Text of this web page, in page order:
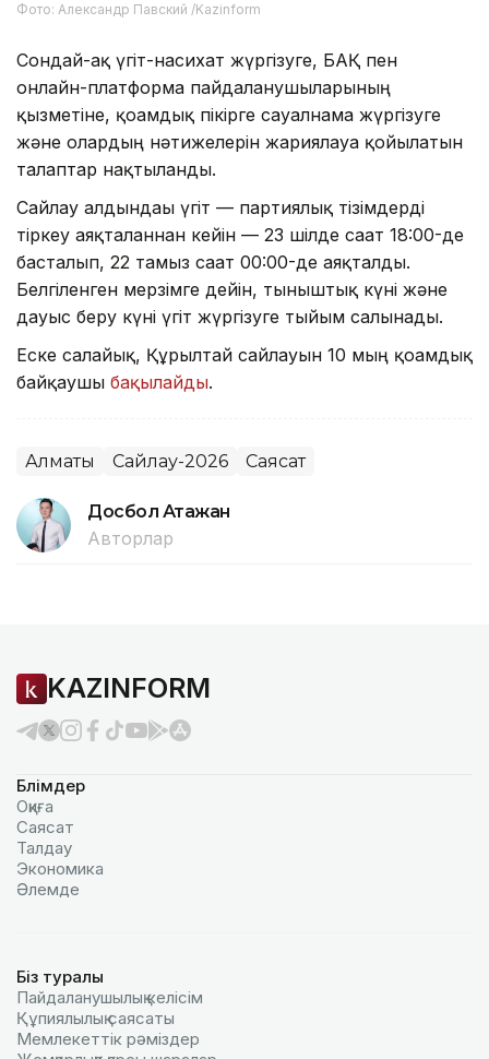
Фото: Александр Павский /Kazinform
Сондай-ақ үгіт-насихат жүргізуге, БАҚ пен
онлайн-платформа пайдаланушыларының
қызметіне, қоғамдық пікірге сауалнама жүргізуге
және олардың нәтижелерін жариялауға қойылатын
талаптар нақтыланды.
Сайлау алдындағы үгіт — партиялық тізімдерді
тіркеу аяқталғаннан кейін — 23 шілде сағат 18:00-де
басталып, 22 тамыз сағат 00:00-де аяқталды.
Белгіленген мерзімге дейін, тыныштық күні және
дауыс беру күні үгіт жүргізуге тыйым салынады.
Еске салайық, Құрылтай сайлауын 10 мың қоғамдық
байқаушы бақылайды.
Алматы Сайлау-2026 Саясат
Досбол Атажан
Авторлар
KAZINFORM
Бөлімдер
Оқиға
Саясат
Талдау
Экономика
Әлемде
Біз туралы
Пайдаланушылық келiciм
Құпиялылық саясаты
Мемлекеттік рәміздер